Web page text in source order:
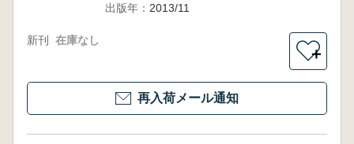
出版年： 2013/11
新刊 在庫なし
＋
再入荷メール通知